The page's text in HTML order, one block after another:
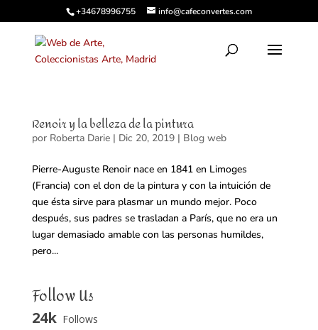
+34678996755 info@cafeconvertes.com
Renoir y la belleza de la pintura
por Roberta Darie| Dic 20, 2019| Blog web
Pierre-Auguste Renoir nace en 1841 en Limoges
(Francia) con el don de la pintura y con la intuición de
que ésta sirve para plasmar un mundo mejor. Poco
después, sus padres se trasladan a París, que no era un
lugar demasiado amable con las personas humildes,
pero...
Follow Us
24k Follows